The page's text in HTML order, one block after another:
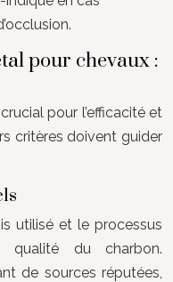
pour chevaux :
pour l’efficacité et
critères doivent guider
utilisé et le processus
qualité du charbon.
de sources réputées,